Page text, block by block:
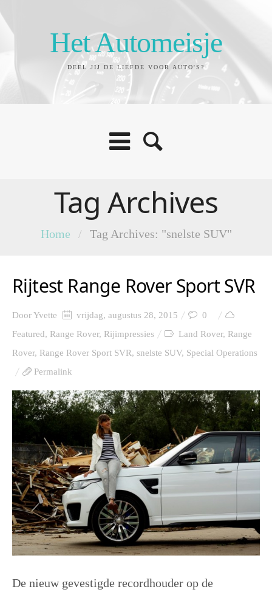
Het Automeisje
DEEL JIJ DE LIEFDE VOOR AUTO'S?
Tag Archives
Home / Tag Archives: "snelste SUV"
Rijtest Range Rover Sport SVR
DoorYvette vrijdag, augustus 28, 2015
0
Featured, Range Rover, Rijimpressies Land Rover, Range
Rover, Range Rover Sport SVR, snelste SUV, Special Operations
Permalink
De nieuw gevestigde recordhouder op de